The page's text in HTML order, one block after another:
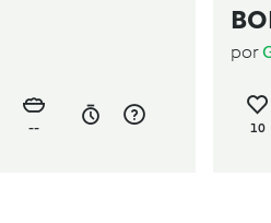
--
por
10